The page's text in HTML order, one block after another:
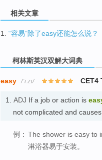
相关文章
1. “容易”除了easy还能怎么说？
柯林斯英汉双解大词典
easy /ˈiːzɪ/ CET4
1. ADJ If a job or action is
not complicated and
例： The shower is easy to
淋浴器易于安装。